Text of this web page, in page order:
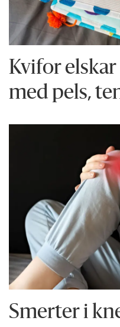
Kvifor
med pels,
Smerter i